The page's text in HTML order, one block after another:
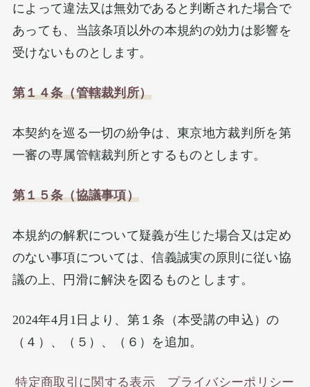
によって違法又は無効であると判断された場合で
あっても、当該条項以外の本規約の効力は影響を
受けないものとします。
第１４条（管轄裁判所）
本契約を巡る一切の紛争は、東京地方裁判所を第
一審の専属管轄裁判所とするものとします。
第１５条（協議事項）
本規約の解釈について疑義が生じた場合又は定め
のない事項については、信義誠実の原則に従い協
議の上、円滑に解決を図るものとします。
2024年4月1日より、第１条（本受講の申込）の
（４）、（５）、（６）を追加。
特定商取引に関する表示 プライバシーポリシー